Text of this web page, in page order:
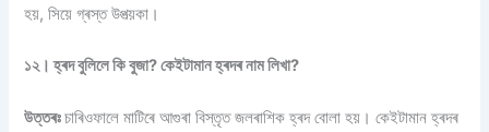
হয়, সিয়ে গ্ৰস্ত উপত্য়কা।
১২। হ্ৰদ বুলিলে কি বুজা? কেইটামান হ্ৰদৰ নাম লিখা?
উত্তৰঃচাৰিওফালে মাটিৰে আগুৰা বিস্তৃত জলৰাশিক হ্ৰদ বোলা হয়। কেইটামান হ্ৰদৰ